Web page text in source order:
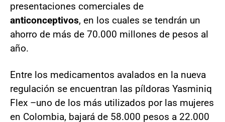
presentaciones comerciales de
anticonceptivos, en los cuales se tendrán un
ahorro de más de 70.000 millones de pesos al
año.
Entre los medicamentos avalados en la nueva
regulación se encuentran las píldoras Yasminiq
Flex –uno de los más utilizados por las mujeres
en Colombia, bajará de 58.000 pesos a 22.000